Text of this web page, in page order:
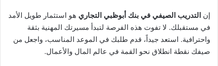
إن التدريب الصيفي في بنك أبوظبي التجاري هو استثمار طويل الأمد
في مستقبلك. لا تفوت هذه الفرصة لتبدأ مسيرتك المهنية بثقة
واحترافية. استعد جيداً، قدم طلبك في الموعد المناسب، واجعل من
صيفك نقطة انطلاق نحو القمة في عالم المال والأعمال.